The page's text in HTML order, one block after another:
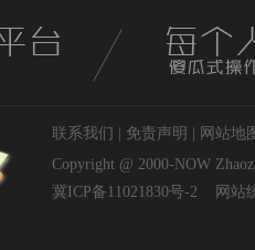
联系我们 免责声明
网站地
Copyright @ 2000-NOW
冀ICP备11021830号-2
网站